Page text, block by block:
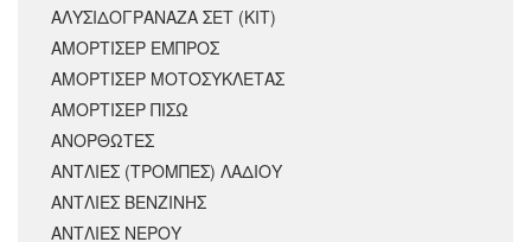
ΑΛΥΣΙΔΟΓΡΑΝΑΖΑ ΣΕΤ (ΚΙΤ)
ΑΜΟΡΤΙΣΕΡ ΕΜΠΡΟΣ
ΑΜΟΡΤΙΣΈΡ ΜΟΤΟΣΥΚΛΈΤΑΣ
ΑΜΟΡΤΙΣΕΡ ΠΙΣΩ
ΑΝΟΡΘΩΤΕΣ
ΑΝΤΛΙΕΣ (ΤΡΟΜΠΕΣ) ΛΑΔΙΟΥ
ΑΝΤΛΙΕΣ ΒΕΝΖΙΝΗΣ
ΑΝΤΛΙΕΣ ΝΕΡΟΥ